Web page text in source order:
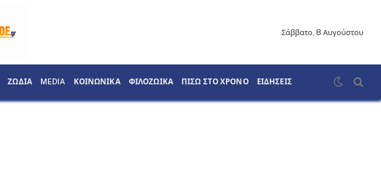
Σάββατο, 8 Αυγούστου
ΖΩΔΙΑ MEDIA ΚΟΙΝΩΝΙΚΑ ΦΙΛΟΖΩΙΚΑ ΠΙΣΩ ΣΤΟ ΧΡΟΝΟ ΕΙΔΗΣΕΙΣ